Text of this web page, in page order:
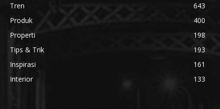
Tren
643
Produk
400
Properti
198
Tips & Trik
193
Inspirasi
161
Interior
133